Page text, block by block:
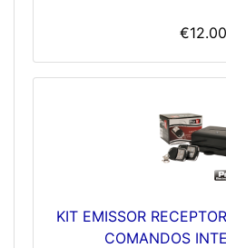
€12.00
KIT EMISSOR
COMANDOS